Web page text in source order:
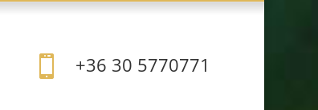
 +36 30 5770771